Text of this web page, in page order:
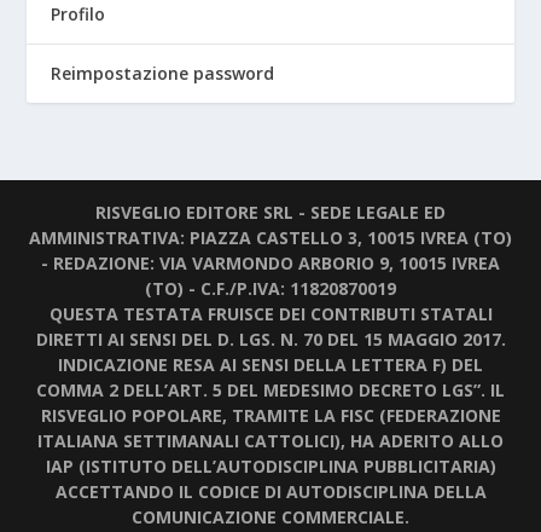
Profilo
Reimpostazione password
RISVEGLIO EDITORE SRL - SEDE LEGALE ED
AMMINISTRATIVA: PIAZZA CASTELLO 3, 10015 IVREA (TO)
- REDAZIONE: VIA VARMONDO ARBORIO 9, 10015 IVREA
(TO) - C.F./P.IVA: 11820870019
QUESTA TESTATA FRUISCE DEI CONTRIBUTI STATALI
DIRETTI AI SENSI DEL D. LGS. N. 70 DEL 15 MAGGIO 2017.
INDICAZIONE RESA AI SENSI DELLA LETTERA F) DEL
COMMA 2 DELL’ART. 5 DEL MEDESIMO DECRETO LGS”. IL
RISVEGLIO POPOLARE, TRAMITE LA FISC (FEDERAZIONE
ITALIANA SETTIMANALI CATTOLICI), HA ADERITO ALLO
IAP (ISTITUTO DELL’AUTODISCIPLINA PUBBLICITARIA)
ACCETTANDO IL CODICE DI AUTODISCIPLINA DELLA
COMUNICAZIONE COMMERCIALE.